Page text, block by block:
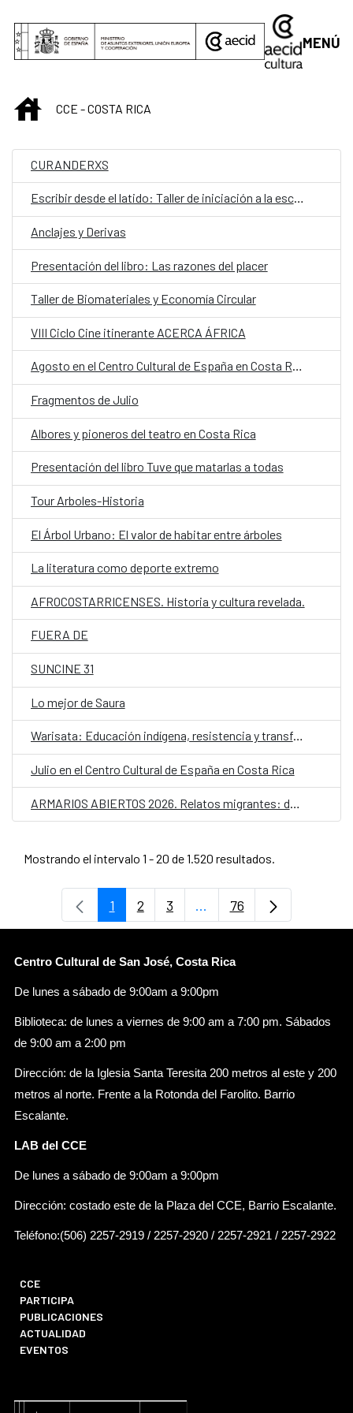
MENÚ
INICIO
CCE - COSTA RICA
CURANDERXS
Escribir desde el latido: Taller de iniciación a la escritura teatral
Anclajes y Derivas
Presentación del libro: Las razones del placer
Taller de Biomateriales y Economía Circular
VIII Ciclo Cine itinerante ACERCA ÁFRICA
Agosto en el Centro Cultural de España en Costa Rica
Fragmentos de Julio
Albores y pioneros del teatro en Costa Rica
Presentación del libro Tuve que matarlas a todas
Tour Arboles-Historia
El Árbol Urbano: El valor de habitar entre árboles
La literatura como deporte extremo
AFROCOSTARRICENSES. Historia y cultura revelada.
FUERA DE
SUNCINE 31
Lo mejor de Saura
Warisata: Educación indígena, resistencia y transformación social
Julio en el Centro Cultural de España en Costa Rica
Mostrando el intervalo 1 - 20 de 1.520 resultados.
Página
1 Página
2 Página
3 ...Páginas intermedias
Página
76
Centro Cultural de San José, Costa Rica
De lunes a sábado de 9:00am a 9:00pm
Biblioteca: de lunes a viernes de 9:00 am a 7:00 pm. Sábados
de 9:00 am a 2:00 pm
Dirección: de la Iglesia Santa Teresita 200 metros al este y 200
metros al norte. Frente a la Rotonda del Farolito. Barrio
Escalante.
LAB del CCE
De lunes a sábado de 9:00am a 9:00pm
Dirección: costado este de la Plaza del CCE, Barrio Escalante.
Teléfono:(506) 2257-2919 / 2257-2920 / 2257-2921 / 2257-2922
CCE
PARTICIPA
PUBLICACIONES
ACTUALIDAD
EVENTOS